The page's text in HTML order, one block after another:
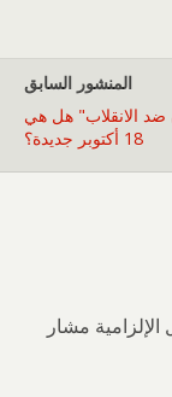
المنشور السابق
ضد الانقلاب" هل هي
18 أكتوبر جديدة؟
الإلزامية مشار